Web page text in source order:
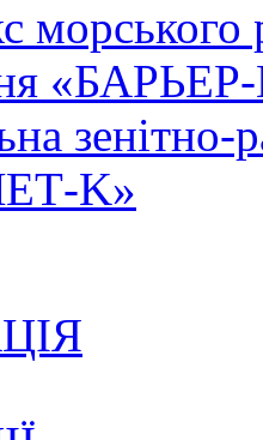
морського
зенітно-
K»